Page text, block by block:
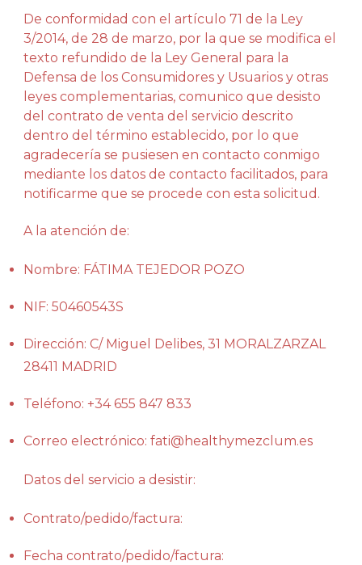
De conformidad con el artículo 71 de la Ley
3/2014, de 28 de marzo, por la que se modifica el
texto refundido de la Ley General para la
Defensa de los Consumidores y Usuarios y otras
leyes complementarias, comunico que desisto
del contrato de venta del servicio descrito
dentro del término establecido, por lo que
agradecería se pusiesen en contacto conmigo
mediante los datos de contacto facilitados, para
notificarme que se procede con esta solicitud.
A la atención de:
Nombre: FÁTIMA TEJEDOR POZO
NIF: 50460543S
Dirección: C/ Miguel Delibes, 31 MORALZARZAL
28411 MADRID
Teléfono: +34 655 847 833
Correo electrónico: fati@healthymezclum.es
Datos del servicio a desistir:
Contrato/pedido/factura:
Fecha contrato/pedido/factura: